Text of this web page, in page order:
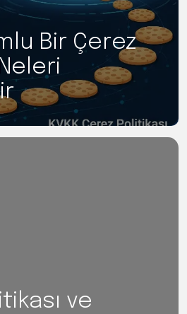
Bir Çerez
ve